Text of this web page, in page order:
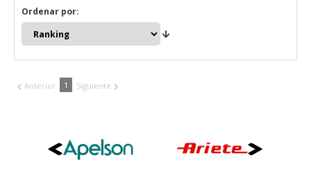
Ordenar por:
Anterior 1 Siguiente